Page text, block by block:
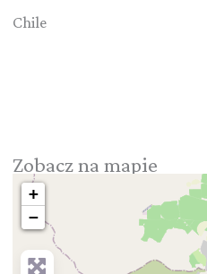
Chile
Zobacz na mapie
+
−